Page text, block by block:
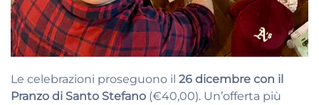
Le celebrazioni proseguono il 26 dicembre con il
Pranzo di Santo Stefano (€40,00). Un’offerta più